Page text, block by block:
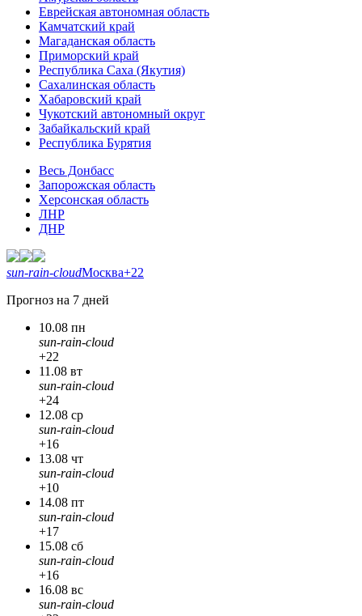
Еврейская автономная область
Камчатский край
Магаданская область
Приморский край
Республика Саха (Якутия)
Сахалинская область
Хабаровский край
Чукотский автономный округ
Забайкальский край
Республика Бурятия
Весь Донбасс
Запорожская область
Херсонская область
ЛНР
ДНР
sun-rain-cloudМосква+22
Прогноз на 7 дней
10.08 пн
sun-rain-cloud
+22
11.08 вт
sun-rain-cloud
+24
12.08 ср
sun-rain-cloud
+16
13.08 чт
sun-rain-cloud
+10
14.08 пт
sun-rain-cloud
+17
15.08 сб
sun-rain-cloud
+16
16.08 вс
sun-rain-cloud